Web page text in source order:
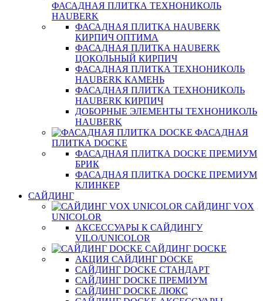
ФАСАДНАЯ ПЛИТКА ТЕХНОНИКОЛЬ
HAUBERK
ФАСАДНАЯ ПЛИТКА HAUBERK
КИРПИЧ ОПТИМА
ФАСАДНАЯ ПЛИТКА HAUBERK
ЦОКОЛЬНЫЙ КИРПИЧ
ФАСАДНАЯ ПЛИТКА ТЕХНОНИКОЛЬ
HAUBERK КАМЕНЬ
ФАСАДНАЯ ПЛИТКА ТЕХНОНИКОЛЬ
HAUBERK КИРПИЧ
ДОБОРНЫЕ ЭЛЕМЕНТЫ ТЕХНОНИКОЛЬ
HAUBERK
ФАСАДНАЯ
ПЛИТКА DOCKE
ФАСАДНАЯ ПЛИТКА DOCKE ПРЕМИУМ
БРИК
ФАСАДНАЯ ПЛИТКА DOCKE ПРЕМИУМ
КЛИНКЕР
САЙДИНГ
САЙДИНГ VOX
UNICOLOR
АКСЕССУАРЫ К САЙДИНГУ
VILO/UNICOLOR
САЙДИНГ DOCKE
АКЦИЯ САЙДИНГ DOCKE
САЙДИНГ DOCKE СТАНДАРТ
САЙДИНГ DOCKE ПРЕМИУМ
САЙДИНГ DOCKE ЛЮКС